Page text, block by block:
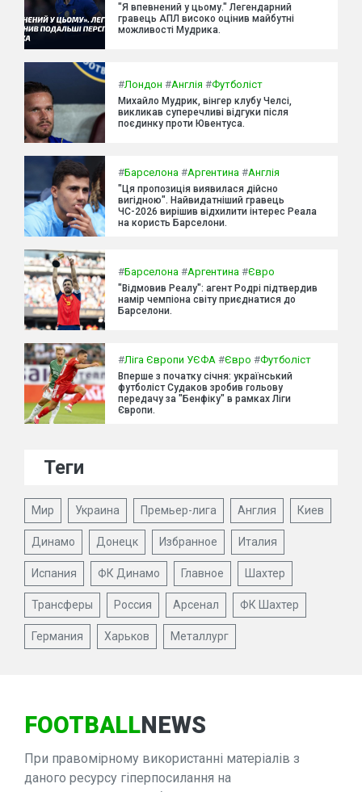
"Я впевнений у цьому." Легендарний
гравець АПЛ високо оцінив майбутні
можливості Мудрика.
#Лондон #Англія #Футболіст
Михайло Мудрик, вінгер клубу Челсі,
викликав суперечливі відгуки після
поєдинку проти Ювентуса.
#Барселона #Аргентина #Англія
"Ця пропозиція виявилася дійсно
вигідною". Найвидатніший гравець
ЧС-2026 вирішив відхилити інтерес Реала
на користь Барселони.
#Барселона #Аргентина #Євро
"Відмовив Реалу": агент Родрі підтвердив
намір чемпіона світу приєднатися до
Барселони.
#Ліга Європи УЄФА #Євро #Футболіст
Вперше з початку січня: український
футболіст Судаков зробив гольову
передачу за "Бенфіку" в рамках Ліги
Європи.
Теги
Мир Украина Премьер-лига Англия Киев
Динамо Донецк Избранное Италия
Испания ФК Динамо Главное Шахтер
Трансферы Россия Арсенал ФК Шахтер
Германия Харьков Металлург
FOOTBALLNEWS
При правомірному використанні матеріалів з
даного ресурсу гіперпосилання на